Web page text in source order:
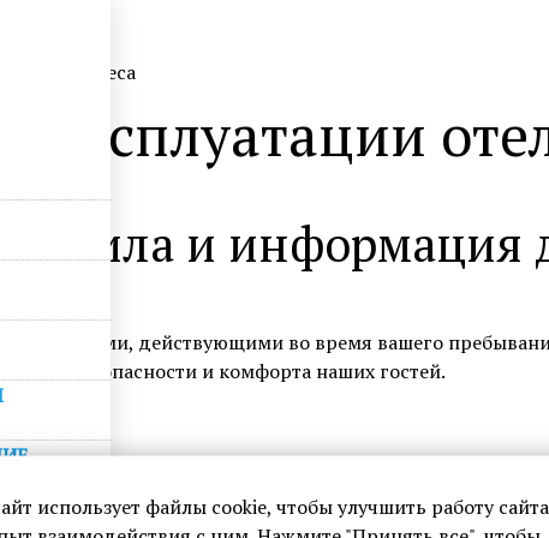
использует файлы cookie, чтобы улучшить работу
бизнеса
эксплуатации
и информация
правилами, действующими во время вашего
для безопасности и комфорта наших гостей.